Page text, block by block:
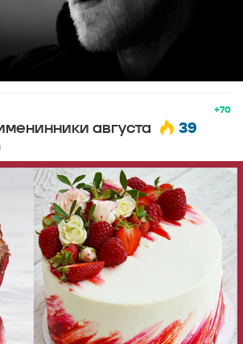
+70
августа 39